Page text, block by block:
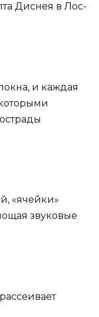
Диснея в Лос-
и каждая
«ячейки»
звуковые